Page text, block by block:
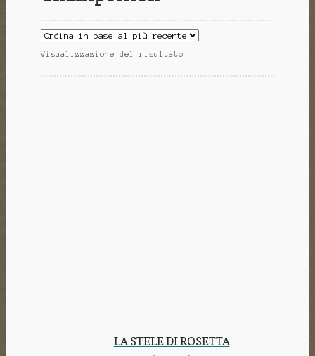
Visualizzazione del risultato
LA STELE DI ROSETTA